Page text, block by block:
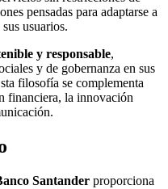
pensadas para adaptarse a
usuarios.
y responsable,
y de gobernanza en sus
filosofía se complementa
financiera, la innovación
Santander proporciona